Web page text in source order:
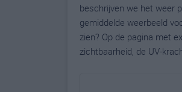
beschrijven we het weer
gemiddelde weerbeeld
zien? Op de pagina met
zichtbaarheid, de UV-